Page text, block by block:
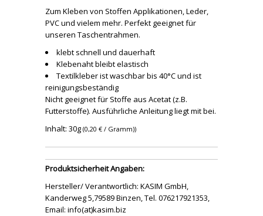
Zum Kleben von Stoffen Applikationen, Leder,
PVC und vielem mehr. Perfekt geeignet für
unseren Taschentrahmen.
klebt schnell und dauerhaft
Klebenaht bleibt elastisch
Textilkleber ist waschbar bis 40°C und ist
reinigungsbeständig
Nicht geeignet für Stoffe aus Acetat (z.B.
Futterstoffe). Ausführliche Anleitung liegt mit bei.
Inhalt: 30g(0,20 € / Gramm))
Produktsicherheit Angaben:
Hersteller/ Verantwortlich: KASIM GmbH,
Kanderweg 5,79589 Binzen, Tel. 076217921353,
Email: info(at)kasim.biz